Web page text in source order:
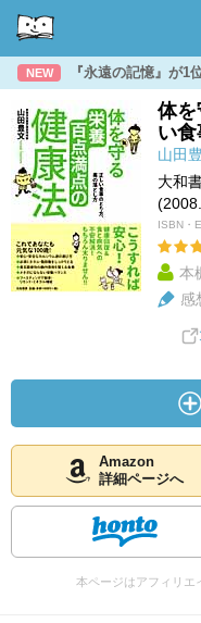
NEW 『永遠の記憶』が1
体を
い
山田
大和
ISBN・
本
感
Amazon
詳細ページへ
本ページはアフィリエ